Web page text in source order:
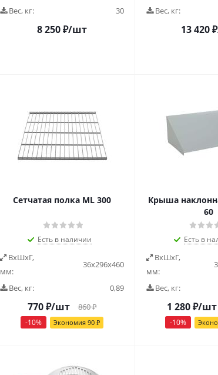
Вес, кг: 30
8 250₽/шт
Вес, кг:
13 420₽
Сетчатая полка ML 300
Есть в наличии
ВxШxГ,
мм:
36x296x460
Вес, кг: 0,89
770₽/шт 860₽
-10% Экономия 90₽
Крыша
60
Есть в
ВxШxГ,
мм:
Вес, кг:
1 280₽/шт
-10%